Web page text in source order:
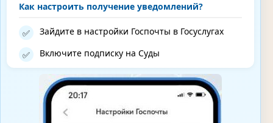
Как настроить получение уведомлений?
✅ Зайдите в настройки Госпочты в Госуслугах
✅ Включите подписку на Суды